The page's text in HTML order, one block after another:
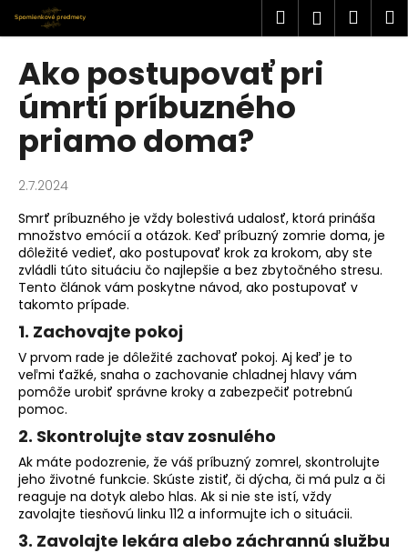
na
obsah
Hľadať
Ako postupovať pri
úmrtí príbuzného
priamo doma?
2.7.2024
Smrť príbuzného je vždy bolestivá udalosť, ktorá prináša
množstvo emócií a otázok. Keď príbuzný zomrie doma, je
dôležité vedieť, ako postupovať krok za krokom, aby ste
zvládli túto situáciu čo najlepšie a bez zbytočného stresu.
Tento článok vám poskytne návod, ako postupovať v
takomto prípade.
1. Zachovajte pokoj
V prvom rade je dôležité zachovať pokoj. Aj keď je to
veľmi ťažké, snaha o zachovanie chladnej hlavy vám
pomôže urobiť správne kroky a zabezpečiť potrebnú
pomoc.
2. Skontrolujte stav zosnulého
Ak máte podozrenie, že váš príbuzný zomrel, skontrolujte
jeho životné funkcie. Skúste zistiť, či dýcha, či má pulz a či
reaguje na dotyk alebo hlas. Ak si nie ste istí, vždy
zavolajte tiesňovú linku 112 a informujte ich o situácii.
3. Zavolajte lekára alebo záchrannú službu
o
Č
o
p
o
t
r
e
b
u
j
e
t
e
n
á
j
s
ť
?